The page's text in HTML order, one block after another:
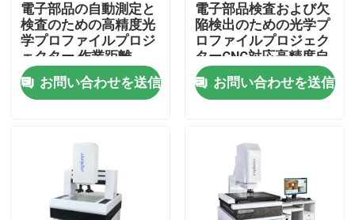
家へ
製品
わたしたち に つい て
電子部品の自動測定と
検査のための高精度光
学プロファイルプロジ
ェクター,作業距離
110mm
お問い合わせを送信
電子部品検査および欠
陥検出のための光学プ
ロファイルプロジェク
ターCNC対応高精度自
動測定システム
お問い合わせを送信